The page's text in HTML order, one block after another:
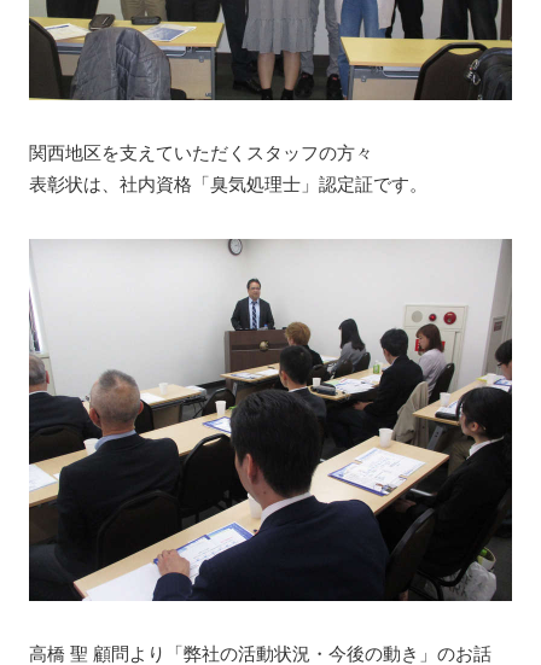
関西地区を支えていただくスタッフの方々
表彰状は、社内資格「臭気処理士」認定証です。
高橋 聖 顧問より「弊社の活動状況・今後の動き」のお話